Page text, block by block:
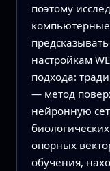
поэтому
настройкам
подхода:
— метод
нейронную
опорных
обучения,